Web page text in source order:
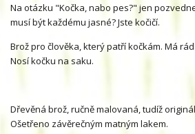
Na otázku "Kočka, nabo pes?" jen
musí být každému jasné? Jste kočičí.
Brož pro člověka, který patří kočkám. Má
Nosí kočku na saku.
Dřevěná brož, ručně malovaná, tudíž
Ošetřeno závěrečným matným lakem.